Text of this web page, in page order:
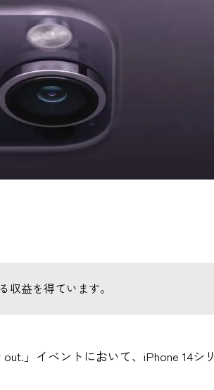
益を得ています。
」イベントにおいて、iPhone 14シリ